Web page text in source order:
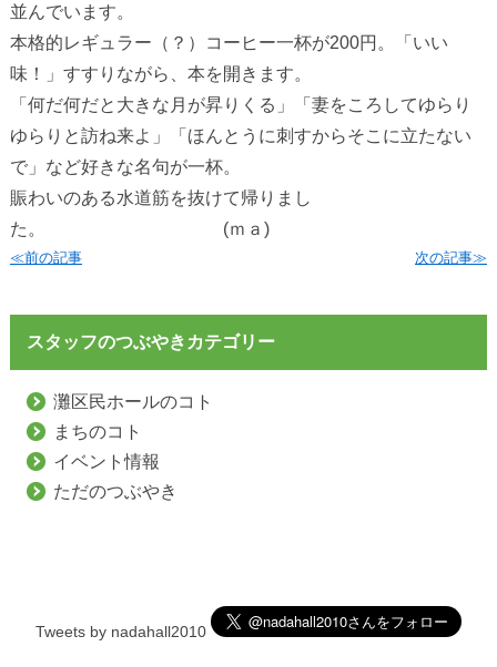
並んでいます。
本格的レギュラー（？）コーヒー一杯が200円。「いい
味！」すすりながら、本を開きます。
「何だ何だと大きな月が昇りくる」「妻をころしてゆらり
ゆらりと訪ね来よ」「ほんとうに刺すからそこに立たない
で」など好きな名句が一杯。
賑わいのある水道筋を抜けて帰りまし
た。 (ｍａ)
≪前の記事 次の記事≫
スタッフのつぶやきカテゴリー
灘区民ホールのコト
まちのコト
イベント情報
ただのつぶやき
Tweets by nadahall2010